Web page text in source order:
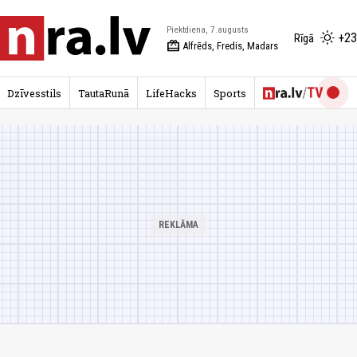
Piektdiena, 7.augusts
redeem Alfrēds, Fredis, Madars
Rīgā
Dzīvesstils TautaRunā LifeHacks Sports